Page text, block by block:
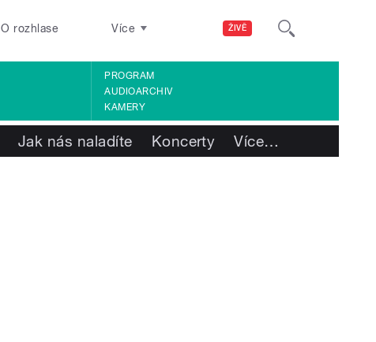
ŽIVĚ
O rozhlase Více
PROGRAM
AUDIOARCHIV
KAMERY
Jak nás naladíte Koncerty Více…